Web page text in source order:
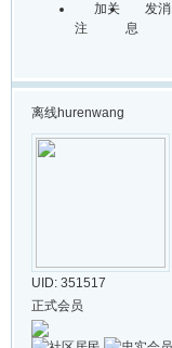
加关
注
发消
息
离线hurenwang
UID: 351517
正式会员